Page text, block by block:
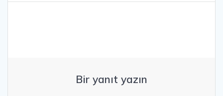
Bir yanıt yazın